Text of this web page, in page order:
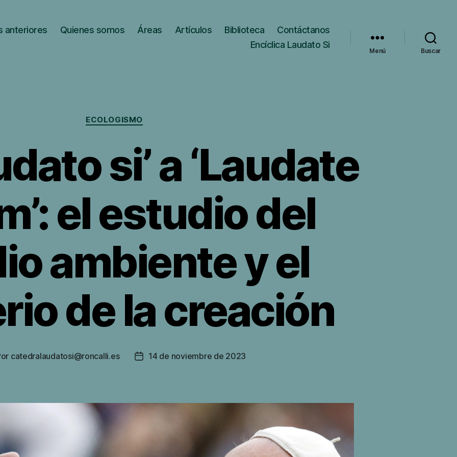
anteriores Quienes somos Áreas Artículos Biblioteca
Contáctanos
Encíclica Laudato Si
Menú Buscar
Categorías
ECOLOGISMO
si’ a ‘Laudate
el estudio del
ambiente y el
de la creación
catedralaudatosi@roncalli.es
Fecha14 de noviembre de 2023